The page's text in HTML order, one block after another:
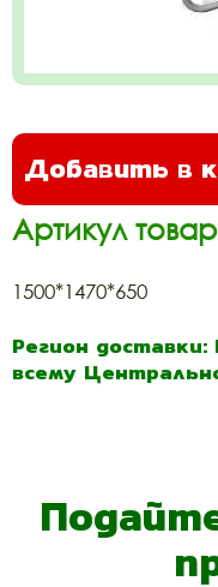
Добавить в
Артикул
1500*1470*650
Регион
всему